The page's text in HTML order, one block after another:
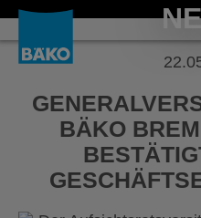
BÄKO